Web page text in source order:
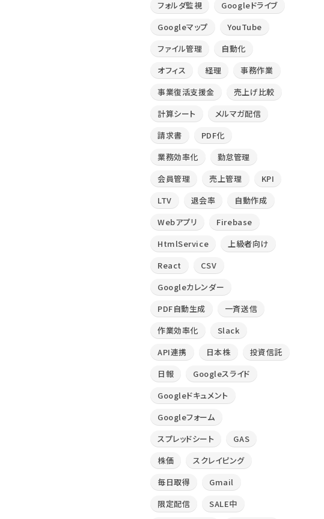
フォルダ監視
Googleドライブ
Googleマップ
YouTube
ファイル管理
自動化
オフィス
経理
事務作業
事業復活支援金
売上げ比較
計算シート
メルマガ配信
請求書
PDF化
業務効率化
勤怠管理
会員管理
売上管理
KPI
LTV
退会率
自動作成
Webアプリ
Firebase
HtmlService
上級者向け
React
CSV
Googleカレンダー
PDF自動生成
一斉送信
作業効率化
Slack
API連携
日本株
投資信託
日報
Googleスライド
Googleドキュメント
Googleフォーム
スプレッドシート
GAS
株価
スクレイピング
毎日取得
Gmail
限定配信
SALE中